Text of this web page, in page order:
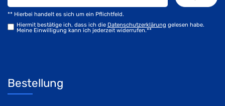
Hiermit bestätige ich, dass ich die Daten­schutz­erklärung gelesen habe.
Meine Einwilligung kann ich jederzeit widerrufen.**
** Hierbei handelt es sich um ein Pflichtfeld.
Bestellung